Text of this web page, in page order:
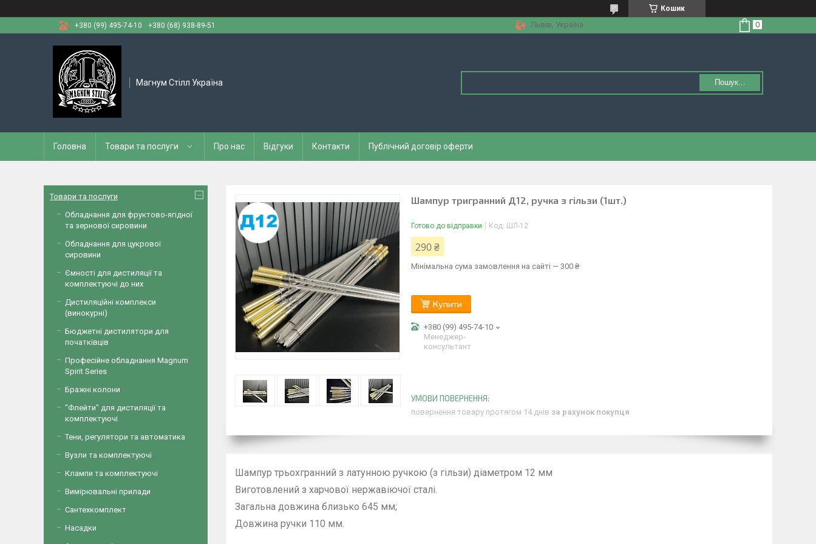
Кошик
+380 (99) 495-74-10
+380 (68) 938-89-51 Львів, Україна
Магнум Стілл Україна Пошук...
Головна Товари та послуги Про нас Відгуки Контакти Публічний договір оферти
Шампур тригранний Д12, ручка з гільзи (1шт.)
Готово до відправки Код: ШЛ-12
290 ₴
Мінімальна сума замовлення на сайті — 300 ₴
Купити
+380 (99) 495-74-10
Менеджер-
консультант
повернення товару протягом 14 днів за рахунок покупця
Шампур трьохгранний з латунною ручкою (з гільзи) діаметром 12 мм
Виготовлений з харчової нержавіючої сталі.
Загальна довжина близько 645 мм;
Довжина ручки 110 мм.
Товари та послуги
Обладнання для фруктово-ягідної
та зернової сировини
Обладнання для цукрової
сировини
Ємності для дистиляції та
комплектуючі до них
Дистиляційні комплекси
(винокурні)
Бюджетні дистилятори для
початківців
Професійне обладнання Magnum
Spirit Series
Бражні колони
"Флейти" для дистиляції та
комплектуючі
Тени, регулятори та автоматика
Вузли та комплектуючі
Клампи та комплектуючі
Вимірювальні прилади
Сантехкомплект
Насадки